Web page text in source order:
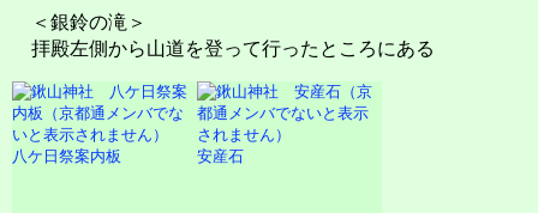
＜銀鈴の滝＞
拝殿左側から山道を登って行ったところにある
八ケ日祭案内板 安産石